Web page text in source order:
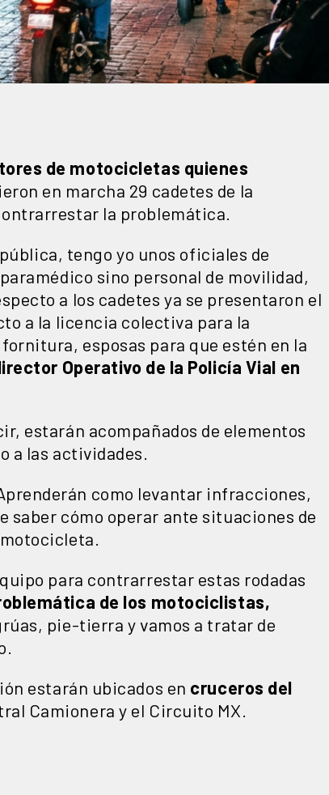
de motocicletas quienes
en marcha 29 cadetes de la
la problemática.
tengo yo unos oficiales de
sino personal de movilidad,
a los cadetes ya se presentaron el
a la licencia colectiva para la
esposas para que estén en la
Operativo de la Policía Vial en
estarán acompañados de elementos
a las actividades.
Aprenderán como levantar infracciones,
cómo operar ante situaciones de
para contrarrestar estas rodadas
de los motociclistas,
pie-tierra y vamos a tratar de
estarán ubicados en cruceros del
Camionera y el Circuito MX.